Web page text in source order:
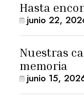
Hasta
junio 22,
Nuestras
memoria
junio 15,